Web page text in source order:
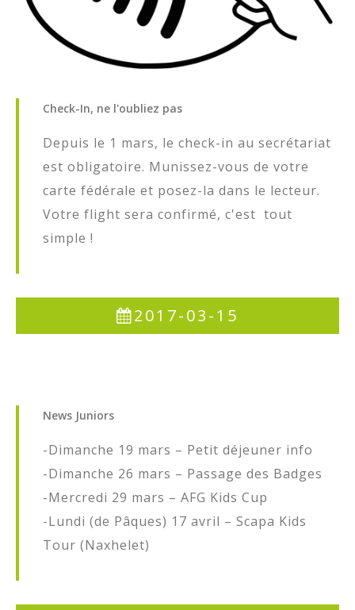
Etat du terrain
Check-In, ne l'oubliez pas
Depuis le 1 mars, le check-in au secrétariat
est obligatoire. Munissez-vous de votre
carte fédérale et posez-la dans le lecteur.
Votre flight sera confirmé, c'est tout
simple !
2017-03-15
News Juniors
-Dimanche 19 mars – Petit déjeuner info
-Dimanche 26 mars – Passage des Badges
-Mercredi 29 mars – AFG Kids Cup
-Lundi (de Pâques) 17 avril – Scapa Kids
Tour (Naxhelet)